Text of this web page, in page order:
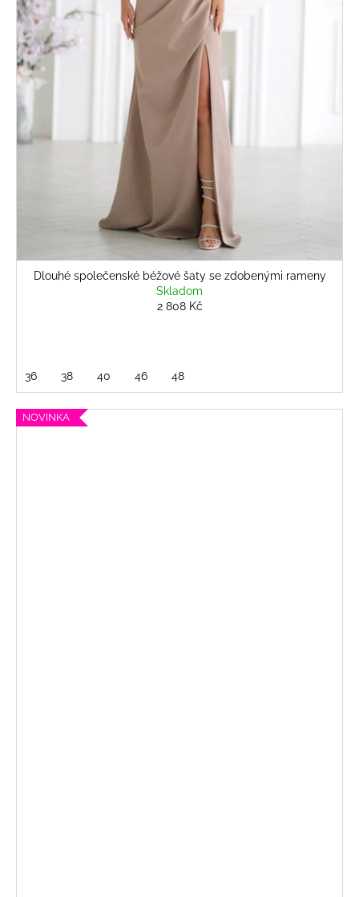
Dlouhé společenské béžové šaty se zdobenými rameny
Skladom
2 808 Kč
36 38 40 46 48
NOVINKA